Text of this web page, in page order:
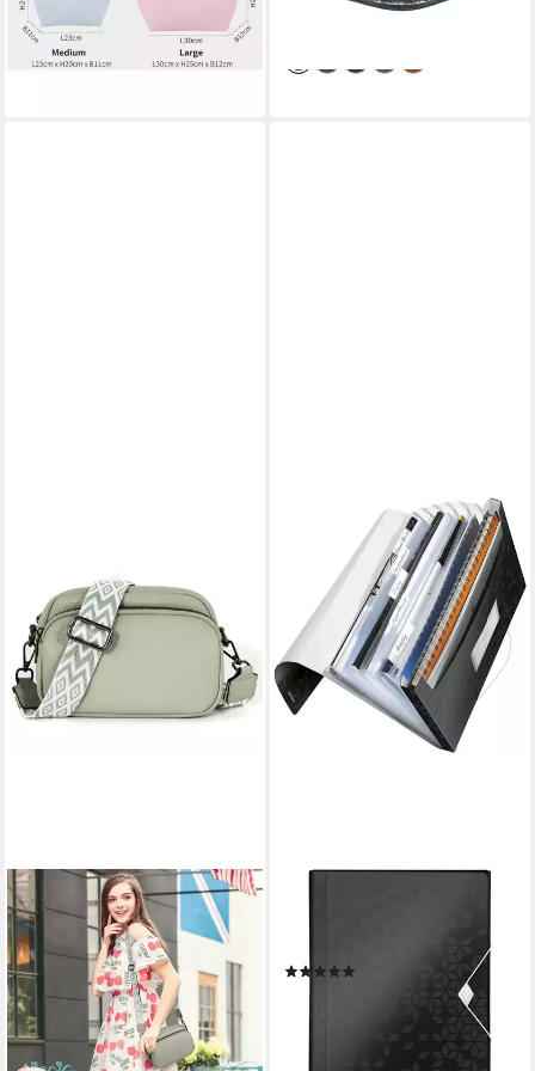
abnehmbarer Schulterriemen
-18%
lieferbar - in 3-4 Werktagen bei dir
lieferbar - in 4-5 Werktagen bei dir
+2